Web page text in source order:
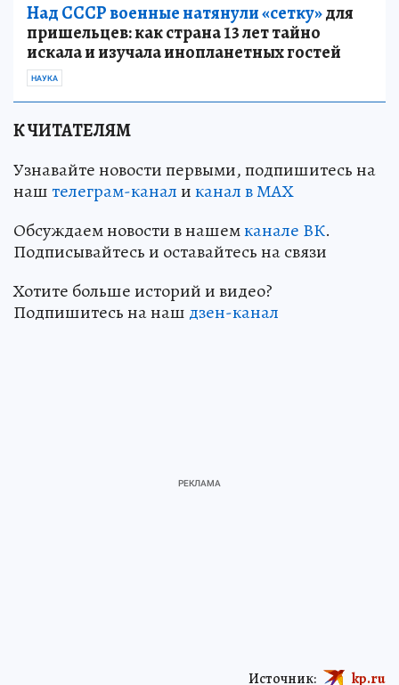
Над СССР военные натянули «сетку»для
пришельцев: как страна 13 лет тайно
искала и изучала инопланетных гостей
НАУКА
К ЧИТАТЕЛЯМ
Узнавайте новости первыми, подпишитесь на
наштелеграм-каналиканал в МАХ
Обсуждаем новости в нашемканале ВК.
Подписывайтесь и оставайтесь на связи
Хотите больше историй и видео?
Подпишитесь на наш дзен-канал
Источник: kp.ru